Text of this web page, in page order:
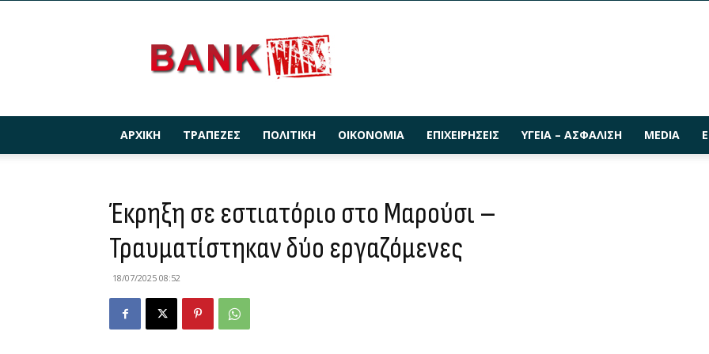
ΑΡΧΙΚΉ ΤΡΆΠΕΖΕΣ ΠΟΛΙΤΙΚΉ ΟΙΚΟΝΟΜΊΑ ΕΠΙΧΕΙΡΉΣΕΙΣ ΥΓΕΊΑ – ΑΣΦΆΛΙΣΗ MEDIA
Έκρηξη σε εστιατόριο στο Μαρούσι –
Τραυματίστηκαν δύο εργαζόμενες
18/07/2025 08:52